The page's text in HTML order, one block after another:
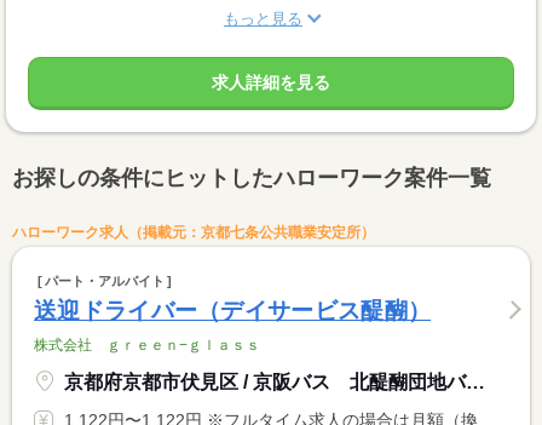
もっと見る
求人詳細を見る
お探しの条件にヒットしたハローワーク案件一覧
ハローワーク求人（掲載元：京都七条公共職業安定所）
パート・アルバイト
送迎ドライバー（デイサービス醍醐）
株式会社 ｇｒｅｅｎ−ｇｌａｓｓ
京都府京都市伏見区 / 京阪バス 北醍醐団地バス停 徒歩１分
1,122円〜1,122円 ※フルタイム求人の場合は月額（換算額）、パート求人の場合は時間額を表示しています。